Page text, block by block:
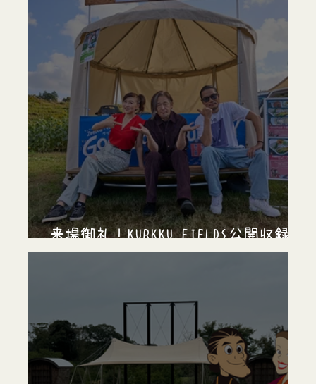
来場御礼！KURKKU FIELDS公開収録イ
ベントレポート